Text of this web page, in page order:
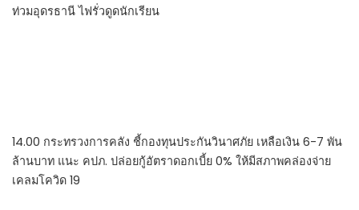
ท่วมอุดรธานี ไฟรั่วดูดนักเรียน
14.00 กระทรวงการคลัง ชี้กองทุนประกันวินาศภัย เหลือเงิน 6-7 พัน
ล้านบาท แนะ คปภ. ปล่อยกู้อัตราดอกเบี้ย 0% ให้มีสภาพคล่องจ่าย
เคลมโควิด 19